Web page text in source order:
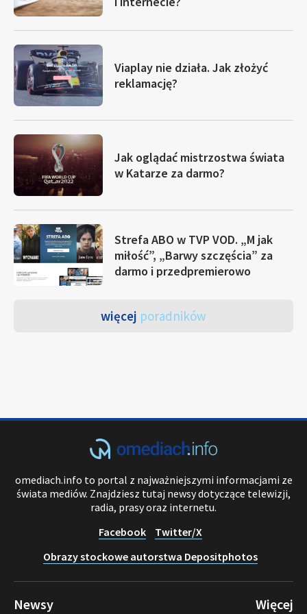
Viaplay nie działa. Jak złożyć
reklamację?
Jak oglądać mistrzostwa świata
w Katarze za darmo?
Strefa ABO w TVP VOD. „M jak
miłość”, „Barwy szczęścia” za
darmo i przedpremierowo
więcej poradników
omediach.info to portal z najważniejszymi informacjami ze
świata mediów. Znajdziesz tutaj newsy dotyczące telewizji,
radia, prasy oraz internetu.
Facebook
Twitter/X
Obrazy stockowe autorstwa Depositphotos
Newsy Więcej